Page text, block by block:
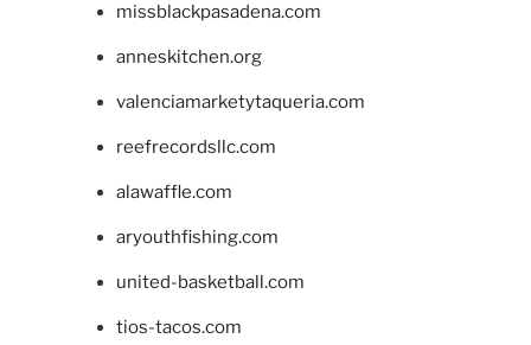
missblackpasadena.com
anneskitchen.org
valenciamarketytaqueria.com
reefrecordsllc.com
alawaffle.com
aryouthfishing.com
united-basketball.com
tios-tacos.com